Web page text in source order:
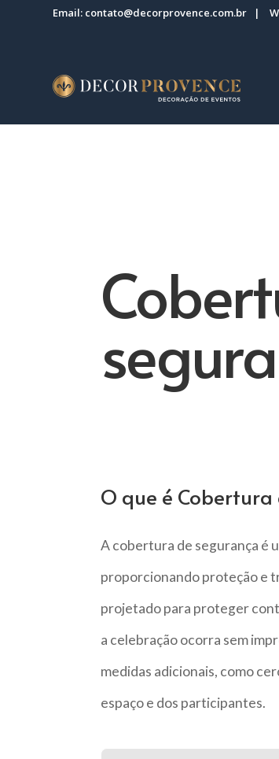
Email: contato@decorprovence.com.br |
O que é Cobertura
A cobertura de segurança é
proporcionando proteção e
projetado para proteger
a celebração ocorra sem
medidas adicionais, como
espaço e dos participantes.